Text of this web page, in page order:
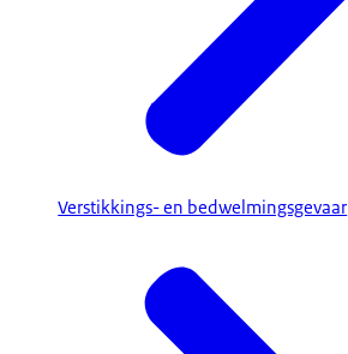
Verstikkings- en bedwelmingsgevaar